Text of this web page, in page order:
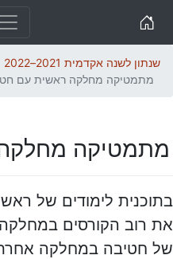
שנתון לשנה אקדמית 2021–2022
מתמטיקה מחלקה ראשית עם
מתמטיקה
בתוכנית לימודים של
את רוב הקורסים
של חטיבה במחלקה